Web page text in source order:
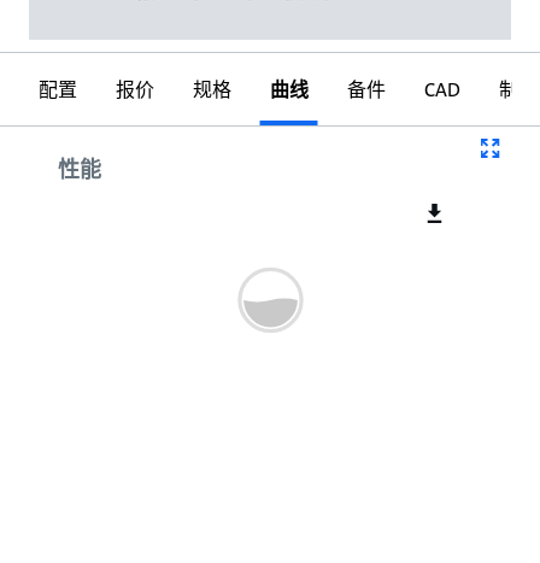
配置 报价 规格 曲线 备件 CAD 制图
性能